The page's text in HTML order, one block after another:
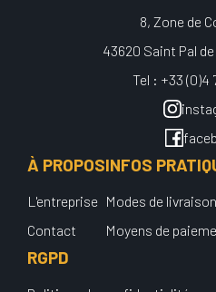
8, Zone de
43620 Saint Pal
Tel : +33 (0)4
À PROPOS
L'entreprise
Contact
INFOS
Modes de livraison
Moyens de
RGPD